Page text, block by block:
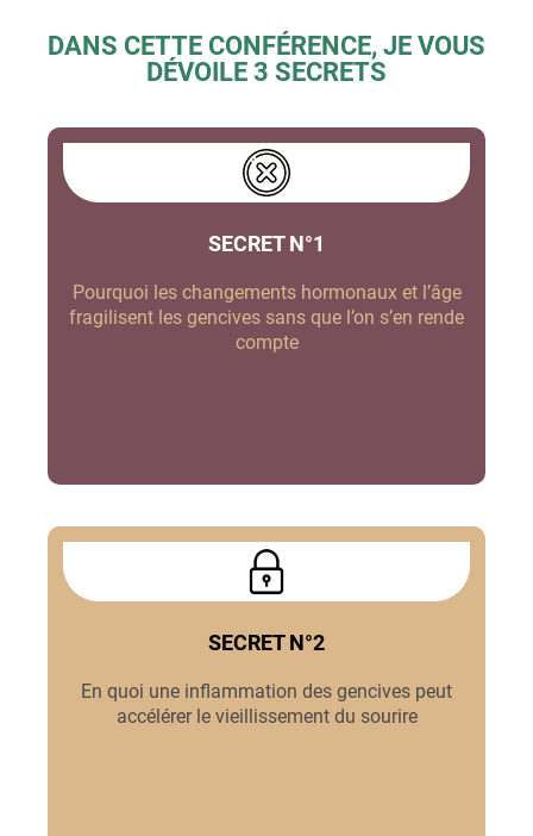
DANS CETTE CONFÉRENCE, JE VOUS
DÉVOILE 3 SECRETS
SECRET N°1
Pourquoi les changements hormonaux et l’âge
fragilisent les gencives sans que l’on s’en rende
compte
SECRET N°2
En quoi une inflammation des gencives peut
accélérer le vieillissement du sourire